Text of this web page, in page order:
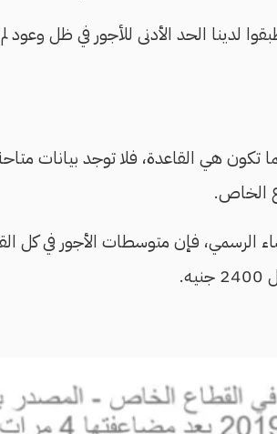
لدينا الحد الأدنى للأجور في ظل
تكون هي القاعدة، فلا توجد بيانات
الخاص.
الرسمي، فإن متوسطات الأجور في كل